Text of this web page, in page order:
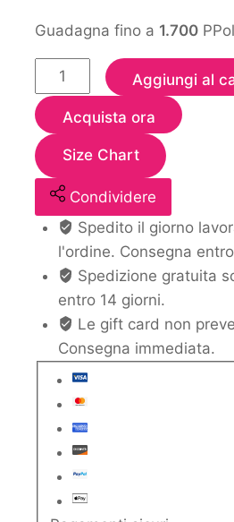
Guadagna fino a 1.700
Aggiungi al
Acquista ora
Size Chart
Condividere
Spedito il giorno
l'ordine. Consegna
Spedizione gratuita
entro 14 giorni.
Le gift card non
Consegna immediata.